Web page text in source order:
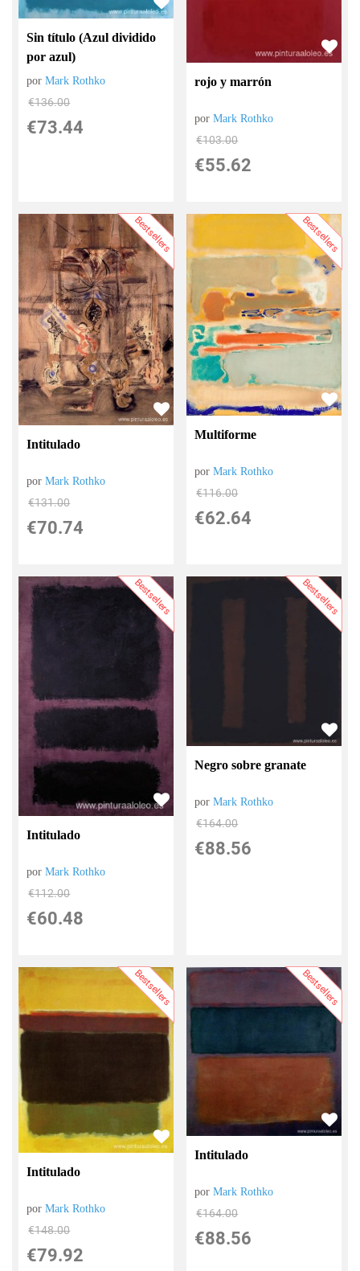
Sin título (Azul dividido
por azul)
porMark Rothko
€136.00
€73.44
rojo y marrón
porMark Rothko
€103.00
€55.62
Bestsellers
Intitulado
porMark Rothko
€131.00
€70.74
Bestsellers
Multiforme
porMark Rothko
€116.00
€62.64
Bestsellers
Intitulado
porMark Rothko
€112.00
€60.48
Bestsellers
Negro sobre granate
porMark Rothko
€164.00
€88.56
Bestsellers
Intitulado
porMark Rothko
€148.00
€79.92
Bestsellers
Intitulado
porMark Rothko
€164.00
€88.56